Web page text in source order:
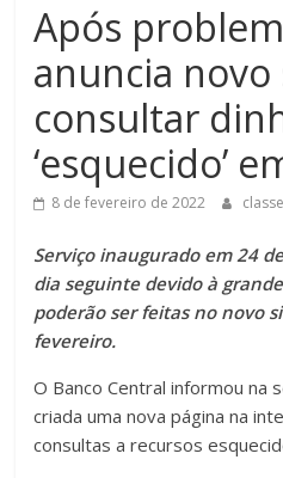
Após
anuncia novo
consultar
‘esquecido’
8 de fevereiro de 2022
Serviço inaugurado em 24
dia seguinte devido à
poderão ser feitas no novo
fevereiro.
O Banco Central informou na
criada uma nova página na
consultas a recursos